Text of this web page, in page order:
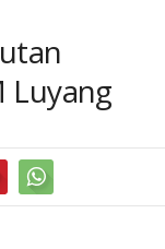
Luyang